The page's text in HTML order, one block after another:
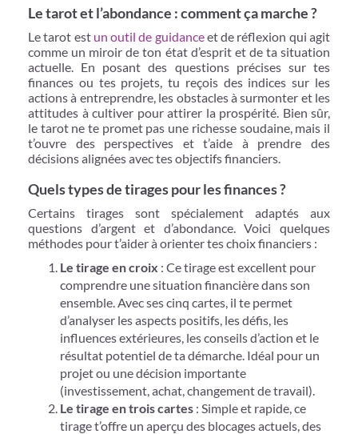
Le tarot et l’abondance : comment ça marche ?
Le tarot est un outil de guidanceet de réflexion qui agit
comme un miroir de ton état d’esprit et de ta situation
actuelle. En posant des questions précises sur tes
finances ou tes projets, tu reçois des indices sur les
actions à entreprendre, les obstacles à surmonter et les
attitudes à cultiver pour attirer la prospérité. Bien sûr,
le tarot ne te promet pas une richesse soudaine, mais il
t’ouvre des perspectives et t’aide à prendre des
décisions alignées avec tes objectifs financiers.
Quels types de tirages pour les finances ?
Certains tirages sont spécialement adaptés aux
questions d’argent et d’abondance. Voici quelques
méthodes pour t’aider à orienter tes choix financiers :
Le tirage en croix : Ce tirage est excellent pour
comprendre une situation financière dans son
ensemble. Avec ses cinq cartes, il te permet
d’analyser les aspects positifs, les défis, les
influences extérieures, les conseils d’action et le
résultat potentiel de ta démarche. Idéal pour un
projet ou une décision importante
(investissement, achat, changement de travail).
Le tirage en trois cartes : Simple et rapide, ce
tirage t’offre un aperçu des blocages actuels, des